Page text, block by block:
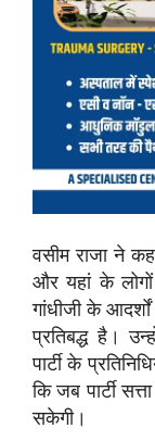
वसीम राजा ने
और यहां के
गांधीजी के
प्रतिबद्ध है।
पार्टी के
कि जब पार्टी
सकेगी।